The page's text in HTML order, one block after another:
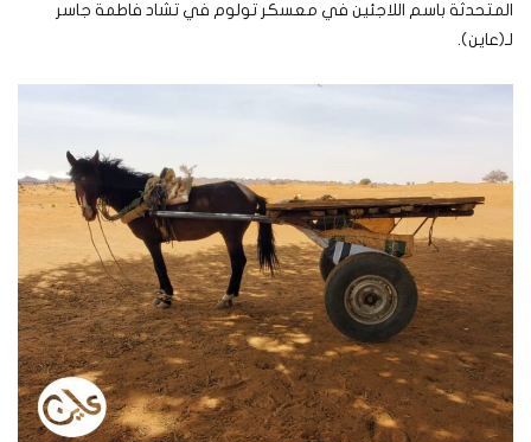
المتحدثة باسم اللاجئين في معسكر تولوم في تشاد فاطمة جاسر
لـ(عاين).